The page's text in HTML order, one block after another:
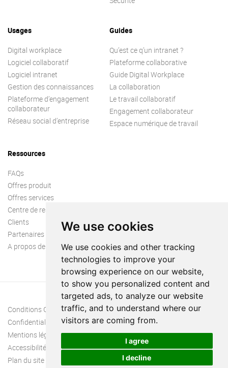
We use cookies
We use cookies and other tracking
technologies to improve your
browsing experience on our website,
to show you personalized content and
targeted ads, to analyze our website
traffic, and to understand where our
visitors are coming from.
I agree
I decline
Usages
Digital workplace
Logiciel collaboratif
Logiciel intranet
Gestion des connaissances
Plateforme d’engagement
collaborateur
Réseau social d’entreprise
Guides
Qu’est ce q’un intranet ?
Plateforme collaborative
Guide Digital Workplace
La collaboration
Le travail collaboratif
Engagement collaborateur
Espace numérique de travail
Ressources
FAQs
Offres produit
Offres services
Centre de ressources
Clients
Partenaires
A propos de nous
Conditions Générales
Confidentialité
Mentions légales
Accessibilité
Plan du site